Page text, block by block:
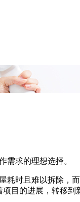
需求的理想选择。
时且难以拆除，
目的进展，转移到